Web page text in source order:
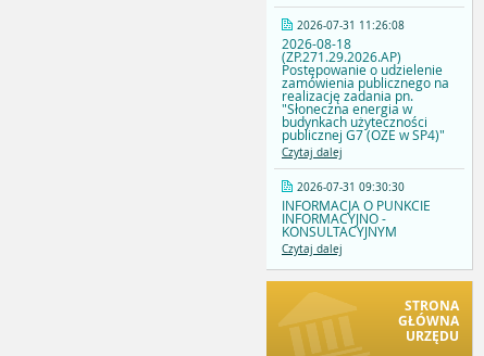
2026-07-31 11:26:08
2026-08-18
(ZP.271.29.2026.AP)
Postępowanie o udzielenie
zamówienia publicznego na
realizację zadania pn.
"Słoneczna energia w
budynkach użyteczności
publicznej G7 (OZE w SP4)"
Czytaj dalej
2026-07-31 09:30:30
INFORMACJA O PUNKCIE
INFORMACYJNO -
KONSULTACYJNYM
Czytaj dalej
STRONA
GŁÓWNA
URZĘDU